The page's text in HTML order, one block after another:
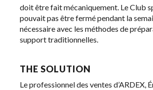
doit être fait mécaniquement. Le Club
pouvait pas être fermé pendant la
nécessaire avec les méthodes de
support traditionnelles.
THE SOLUTION
Le professionnel des ventes d’ARDEX,